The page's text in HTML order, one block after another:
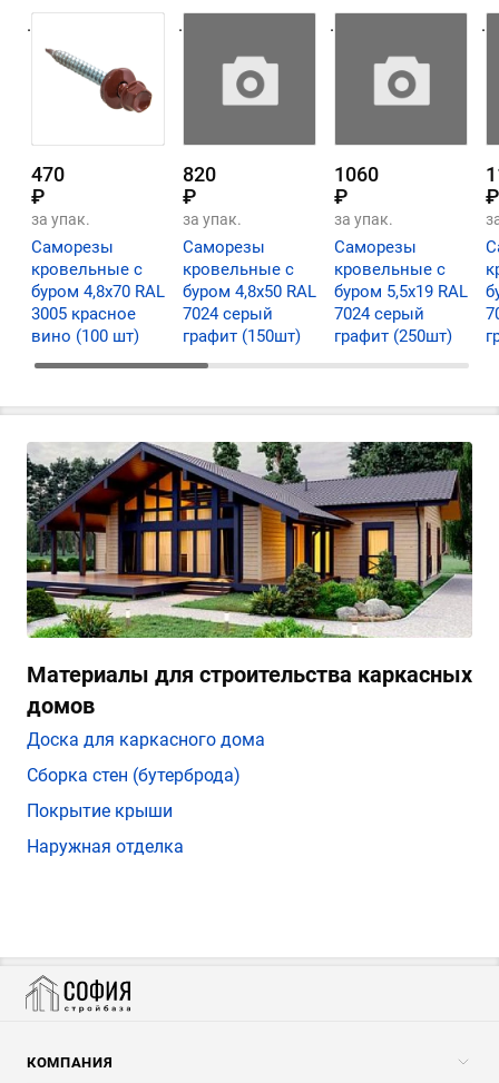
.
470
₽
за упак.
Саморезы
кровельные с
буром 4,8х70 RAL
3005 красное
вино (100 шт)
.
820
₽
за упак.
Саморезы
кровельные с
буром 4,8х50 RAL
7024 серый
графит (150шт)
.
1060
₽
за упак.
Саморезы
кровельные с
буром 5,5х19 RAL
7024 серый
графит (250шт)
.
₽
Материалы для строительства каркасных
домов
Доска для каркасного дома
Сборка стен (бутерброда)
Покрытие крыши
Наружная отделка
КОМПАНИЯ